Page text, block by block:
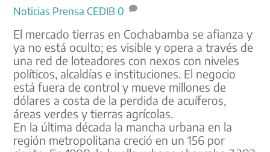
Noticias Prensa CEDIB 0
El mercado tierras en Cochabamba se afianza y
ya no está oculto; es visible y opera a través de
una red de loteadores con nexos con niveles
políticos, alcaldías e instituciones. El negocio
está fuera de control y mueve millones de
dólares a costa de la perdida de acuíferos,
áreas verdes y tierras agrícolas.
En la última década la mancha urbana en la
región metropolitana creció en un 156 por